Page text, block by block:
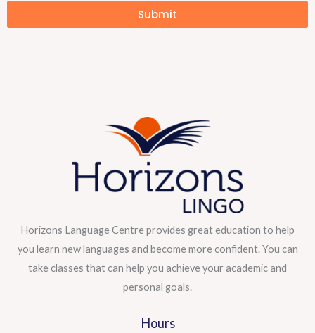
Submit
Horizons Language Centre provides great education to help
you learn new languages and become more confident. You can
take classes that can help you achieve your academic and
personal goals.
Hours